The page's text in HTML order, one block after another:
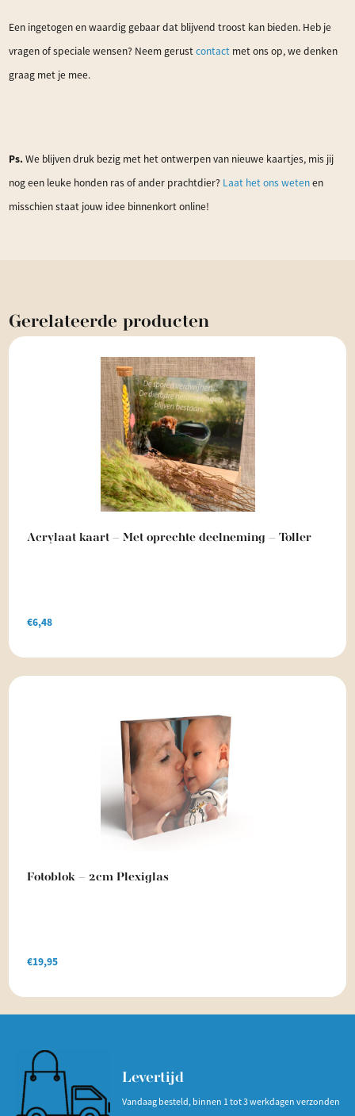
Een ingetogen en waardig gebaar dat blijvend troost kan bieden. Heb je
vragen of speciale wensen? Neem gerustcontact met ons op, we denken
graag met je mee.
Ps. We blijven druk bezig met het ontwerpen van nieuwe kaartjes, mis jij
nog een leuke honden ras of ander prachtdier? Laat het ons wetenen
misschien staat jouw idee binnenkort online!
Gerelateerde producten
Acrylaat kaart – Met oprechte deelneming – Toller
€6,48
Fotoblok – 2cm Plexiglas
€19,95
Levertijd
Vandaag besteld, binnen 1 tot 3 werkdagen verzonden